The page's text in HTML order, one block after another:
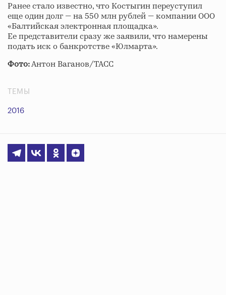
Ранее стало известно, что Костыгин переуступил
еще один долг — на 550 млн рублей — компании ООО
«Балтийская электронная площадка».
Ее представители сразу же заявили, что намерены
подать иск о банкротстве «Юлмарта».
Фото:Антон Ваганов/ТАСС
ТЕМЫ
2016